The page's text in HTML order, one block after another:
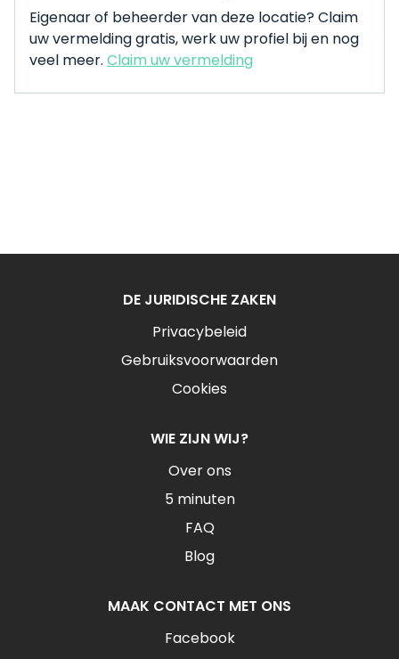
Eigenaar of beheerder van deze locatie? Claim
uw vermelding gratis, werk uw profiel bij en nog
veel meer. Claim uw vermelding
DE JURIDISCHE ZAKEN
Privacybeleid
Gebruiksvoorwaarden
Cookies
WIE ZIJN WIJ?
Over ons
5 minuten
FAQ
Blog
MAAK CONTACT MET ONS
Facebook